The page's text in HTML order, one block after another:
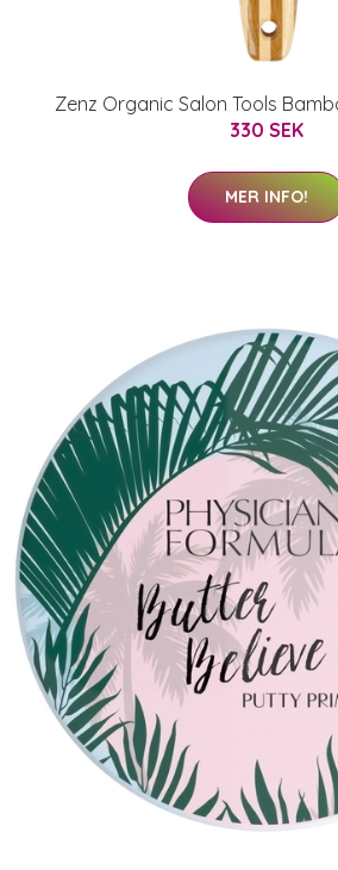
Zenz Organic Salon Tools
330 SEK
MER INFO!